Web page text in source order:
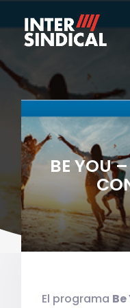
BE YOU
El programa Be